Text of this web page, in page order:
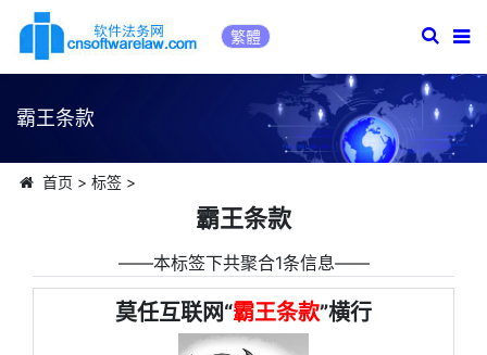
繁體
霸王条款
首页 > 标签>
霸王条款
――本标签下共聚合1条信息――
莫任互联网“霸王条款”横行